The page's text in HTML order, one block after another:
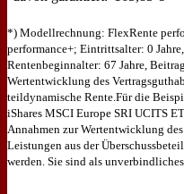
*) Modellrechnung: FlexRente
performance+; Eintrittsalter: 0
Rentenbeginnalter: 67 Jahre,
Wertentwicklung des
teildynamische Rente.Für die
iShares MSCI Europe SRI UCITS
Annahmen zur Wertentwicklung
Leistungen aus der
werden. Sie sind als